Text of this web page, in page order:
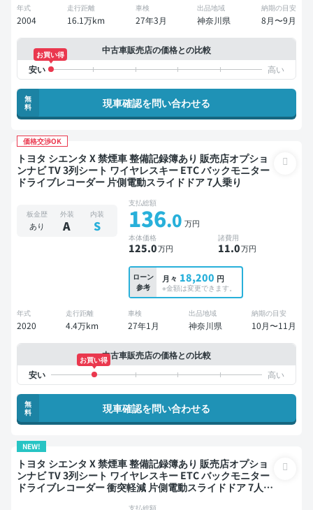
年式
2004
走行距離
16.1万km
車検
27年3月
出品地域
神奈川県
納期の目安
8月〜9月
中古車販売店の価格との比較
お買い得
無
料
現車確認を問い合わせる
価格交渉OK
トヨタ シエンタ X 禁煙車 整備記録簿あり 販売店オプショ
ンナビ TV 3列シート ワイヤレスキー ETC バックモニター
ドライブレコーダー 片側電動スライドドア 7人乗り
板金歴
あり
外装
A
内装
S
支払総額
136.0 万円
本体価格
125.0万円
諸費用
11.0万円
ローン
参考
月々 18,200 円
※金額は変更できます。
年式
2020
走行距離
4.4万km
車検
27年1月
出品地域
神奈川県
納期の目安
10月〜11月
中古車販売店の価格との比較
お買い得
無
料
現車確認を問い合わせる
NEW!
トヨタ シエンタ X 禁煙車 整備記録簿あり 販売店オプショ
ンナビ TV 3列シート ワイヤレスキー ETC バックモニター
ドライブレコーダー 衝突軽減 片側電動スライドドア 7人乗
支払総額